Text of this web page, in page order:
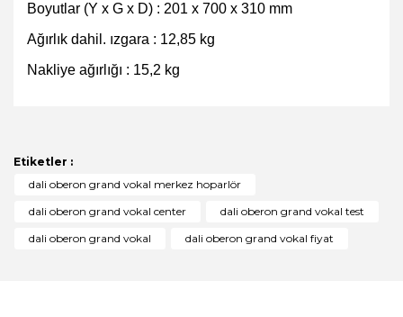
Boyutlar (Y x G x D) : 201 x 700 x 310 mm
Ağırlık dahil. ızgara : 12,85 kg
Nakliye ağırlığı : 15,2 kg
Yorum Yaz
Ürün bilgilerinde hatalar bulunuyor.
Etiketler :
dali oberon grand vokal merkez hoparlör
dali oberon grand vokal center
dali oberon grand vokal test
dali oberon grand vokal
dali oberon grand vokal fiyat